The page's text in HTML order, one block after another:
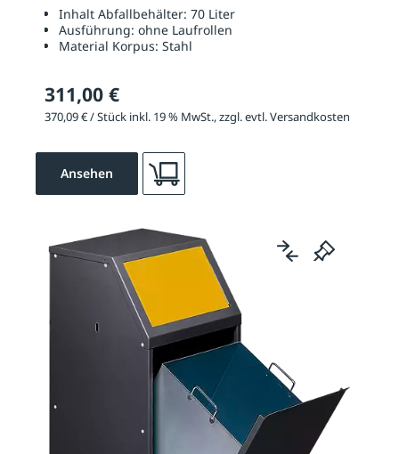
Inhalt Abfallbehälter: 70 Liter
Ausführung: ohne Laufrollen
Material Korpus: Stahl
311,00 €
370,09 € / Stück inkl. 19 % MwSt., zzgl. evtl. Versandkosten
Ansehen